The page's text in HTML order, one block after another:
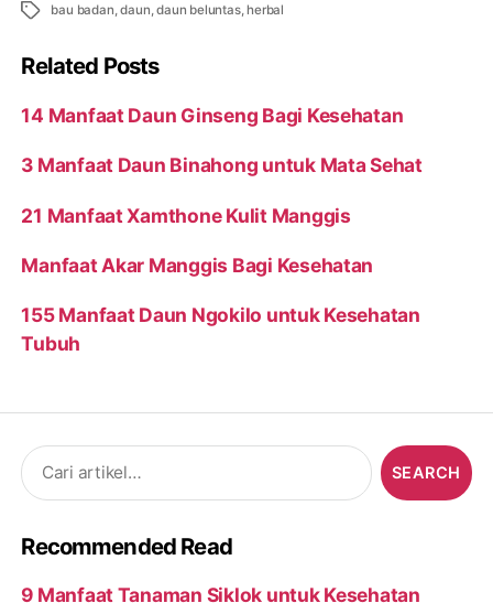
Tags bau badan,daun,daun beluntas, herbal
Related Posts
14 Manfaat Daun Ginseng Bagi Kesehatan
3 Manfaat Daun Binahong untuk Mata Sehat
21 Manfaat Xamthone Kulit Manggis
Manfaat Akar Manggis Bagi Kesehatan
155 Manfaat Daun Ngokilo untuk Kesehatan
Tubuh
Search
for:
Recommended Read
9 Manfaat Tanaman Siklok untuk Kesehatan